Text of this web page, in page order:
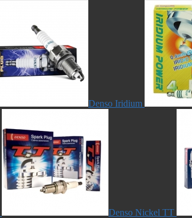
Denso Iridium
Denso Nickel TT